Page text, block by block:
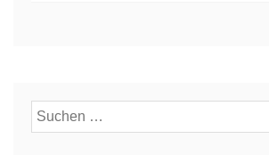
Suchen
nach: